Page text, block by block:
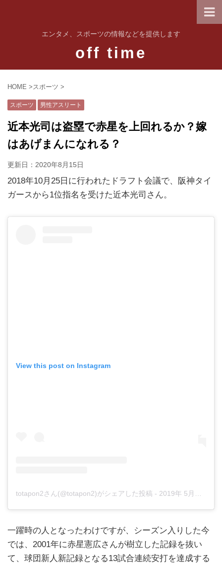
エンタメ、スポーツの情報などを提供します
off time
HOME >スポーツ >
スポーツ 男性アスリート
近本光司は盗塁で赤星を上回れるか？嫁
はあげまんになれる？
更新日： 2020年8月15日
2018年10月25日に行われたドラフト会議で、阪神タイ
ガースから1位指名を受けた近本光司さん。
View this post on Instagram
totapon2さん(@totapon2)がシェアした投稿 - 2019年 5月月1日午前12時33分PDT
一躍時の人となったわけですが、シーズン入りした今
では、2001年に赤星憲広さんが樹立した記録を抜い
て、球団新人新記録となる13試合連続安打を達成する